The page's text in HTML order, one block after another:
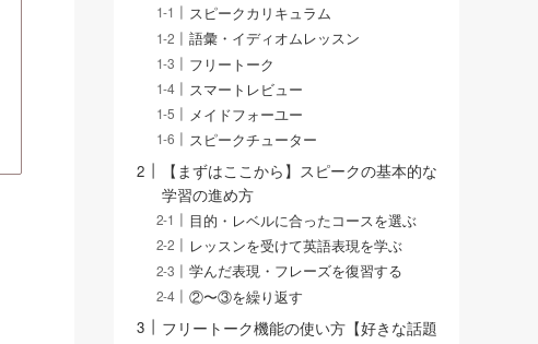
スピークカリキュラム
語彙・イディオムレッスン
フリートーク
スマートレビュー
メイドフォーユー
スピークチューター
【まずはここから】スピークの基本的な
学習の進め方
目的・レベルに合ったコースを選ぶ
レッスンを受けて英語表現を学ぶ
学んだ表現・フレーズを復習する
②〜③を繰り返す
フリートーク機能の使い方【好きな話題